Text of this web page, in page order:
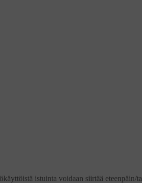
istuinta voidaan siirtää